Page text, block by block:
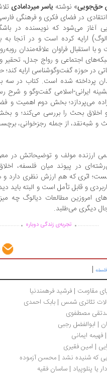
حق‌جویی» نوشته یاسر میردامادی
در فضای فکری و فرهنگی
آغاز می‌شود که نویسنده در
ارایه کرده است و در آنجا به
با استقبال فراوان علاقه‌مندان
اجتماعی و رواج جدل، تحقیر
در حوزه گفت‌وگوشناسی ارایه کند؛
پرداخته شده است. کتاب در
ایرانی-اسلامی گفت‌وگو و شرح
می‌پردازد؛ بخش دوم اهمیت و
اخلاق بحث را بررسی می‌کند؛ و
و شبه‌نقد، از جمله رجزخوانی،
ارزنده مولف و توضیحاتش در
در پیوند میان فلسفه،
اثری که هم ارزش نظری دارد
و قابل تأمل است و البته باید
امروزین مطالعات دیالوگ چه
دیگری می‌طلبد.
. تجربه‌ی زندگی دوباره. ..............
|
مقاومت | فرشید فرهمندنیا
تئاتری شمس | بابک احمدی
مصطفوی
| ابوالفضل رجبی
فهیمه ایمانی
| امین فقیری
که شنیده نشد | محسن آزموده
یا پنلوپیاد | ساسان فقیه